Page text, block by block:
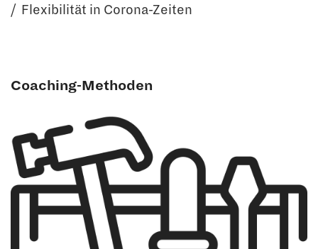
Flexibilität in Corona-Zeiten
Coaching-Methoden